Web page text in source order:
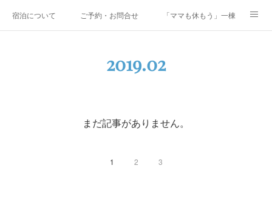
宿泊について ご予約・お問合せ 「ママも休もう」一棟貸しファ
上野尻集落のご案内
2019.02
まだ記事がありません。
1 2 3